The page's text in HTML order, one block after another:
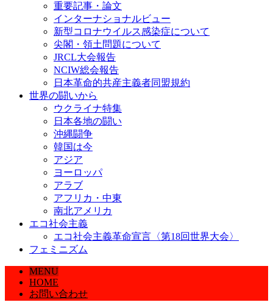
重要記事・論文
インターナショナルビュー
新型コロナウイルス感染症について
尖閣・領土問題について
JRCL大会報告
NCIW総会報告
日本革命的共産主義者同盟規約
世界の闘いから
ウクライナ特集
日本各地の闘い
沖縄闘争
韓国は今
アジア
ヨーロッパ
アラブ
アフリカ・中東
南北アメリカ
エコ社会主義
エコ社会主義革命宣言〈第18回世界大会〉
フェミニズム
MENU
HOME
お問い合わせ